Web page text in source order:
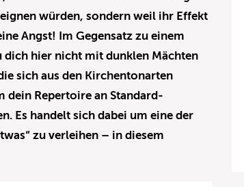
würden, sondern weil ihr Effekt
Angst! Im Gegensatz zu einem
hier nicht mit dunklen Mächten
sich aus den Kirchentonarten
dein Repertoire an Standard-
Es handelt sich dabei um eine der
zu verleihen – in diesem